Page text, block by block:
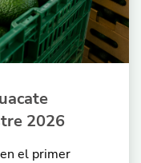
2026
el primer